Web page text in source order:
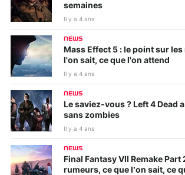
semaines
Il y a 4 ans
NEWS
Mass Effect 5 : le point sur
l'on sait, ce que l'on attend
Il y a 4 ans
NEWS
Le saviez-vous ? Left 4 Dead
sans zombies
Il y a 4 ans
NEWS
Final Fantasy VII Remake
rumeurs, ce que l’on sait, ce